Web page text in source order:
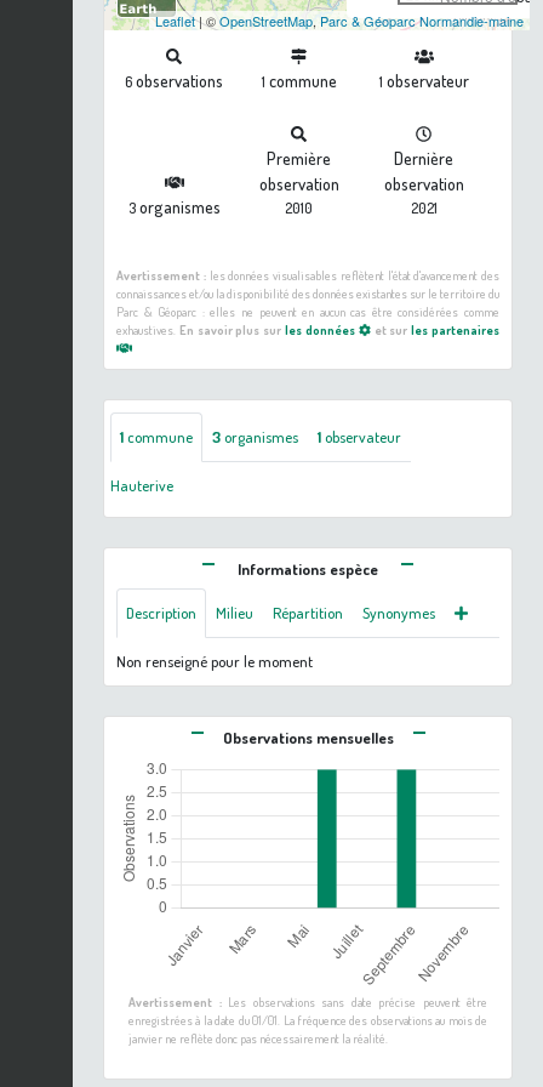
Leaflet| ©OpenStreetMap, Parc & Géoparc Normandie-maine
6observations 1 commune 1 observateur
3organismes
Première
observation
2010
Dernière
observation
2021
Avertissement :les données visualisables reflètent l'état d'avancement des
connaissances et/ou la disponibilité des données existantes sur le territoire du
Parc & Géoparc : elles ne peuvent en aucun cas être considérées comme
exhaustives. En savoir plus sur les données et surles partenaires
1commune 3organismes 1observateur
Hauterive
Informations espèce
Description Milieu Répartition Synonymes
Non renseigné pour le moment
Observations mensuelles
Avertissement :Les observations sans date précise peuvent être
enregistrées à la date du 01/01. La fréquence des observations au mois de
janvier ne reflète donc pas nécessairement la réalité.